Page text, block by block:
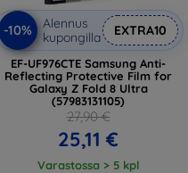
-10%
Alennus
kupongilla
EXTRA10
EF-UF976CTE Samsung Anti-
Reflecting Protective Film for
Galaxy Z Fold 8 Ultra
(57983131105)
27,90 €
25,11 €
Varastossa > 5 kpl